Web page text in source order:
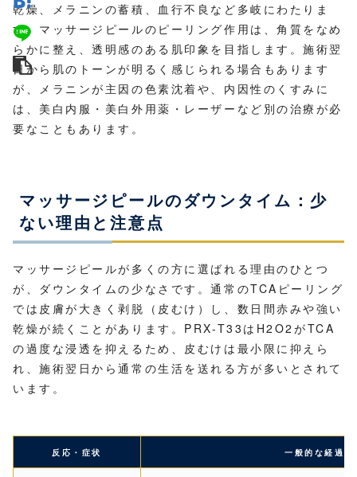
乾燥、メラニンの蓄積、血行不良など多岐にわたりま
す。マッサージピールのピーリング作用は、角質をなめ
らかに整え、透明感のある肌印象を目指します。施術翌
日から肌のトーンが明るく感じられる場合もあります
が、メラニンが主因の色素沈着や、内因性のくすみに
は、美白内服・美白外用薬・レーザーなど別の治療が必
要なこともあります。
マッサージピールのダウンタイム：少
ない理由と注意点
マッサージピールが多くの方に選ばれる理由のひとつ
が、ダウンタイムの少なさです。通常のTCAピーリング
では皮膚が大きく剥脱（皮むけ）し、数日間赤みや強い
乾燥が続くことがあります。PRX-T33はH2O2がTCA
の過度な浸透を抑えるため、皮むけは最小限に抑えら
れ、施術翌日から通常の生活を送れる方が多いとされて
います。
反応・症状 一般的な経過の